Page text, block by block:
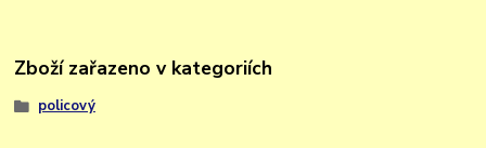
Zboží zařazeno v kategoriích
policový